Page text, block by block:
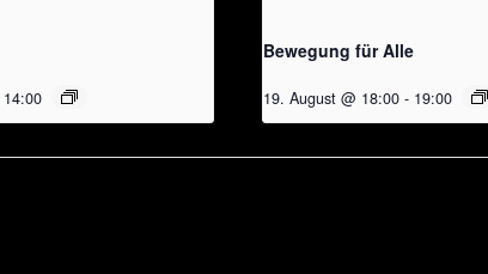
14:00
Bewegung für Alle
19. August @ 18:00 - 19:00